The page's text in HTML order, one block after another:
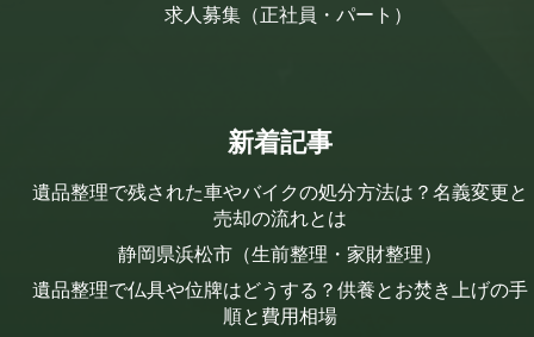
求人募集（正社員・パート）
新着記事
遺品整理で残された車やバイクの処分方法は？名義変更と
売却の流れとは
静岡県浜松市（生前整理・家財整理）
遺品整理で仏具や位牌はどうする？供養とお焚き上げの手
順と費用相場